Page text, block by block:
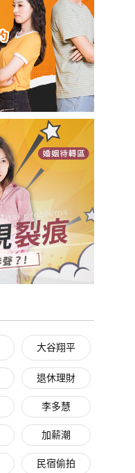
大谷翔平
退休理財
李多慧
加薪潮
民宿偷拍